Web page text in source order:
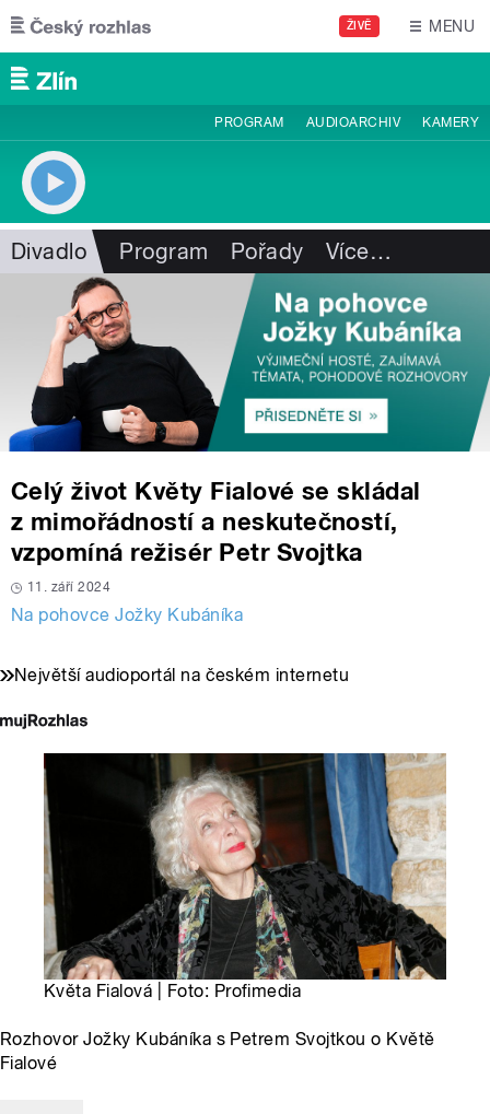
Přejít k hlavnímu obsahu
ŽIVĚ MENU
PROGRAM AUDIOARCHIV KAMERY
Divadlo Program Pořady Více…
Celý život Květy Fialové se skládal
z mimořádností a neskutečností,
vzpomíná režisér Petr Svojtka
11. září 2024
Na pohovce Jožky Kubáníka
Největší audioportál na českém internetu
Květa Fialová | Foto: Profimedia
Rozhovor Jožky Kubáníka s Petrem Svojtkou o Květě
Fialové